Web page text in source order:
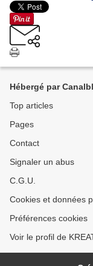
Hébergé par
Top articles
Pages
Contact
Signaler un abus
C.G.U.
Cookies et données
Préférences cookies
Voir le profil de